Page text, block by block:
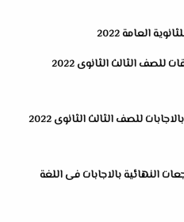
العامة 2022
قوانين الاحصاء كاملة فى 4 ورقات للصف الثالث الثانوى 2022
المراجعة النهائية فى الاحصاء بالاجابات للصف الثالث الثانوى 2022
النهائية بالاجابات فى اللغة